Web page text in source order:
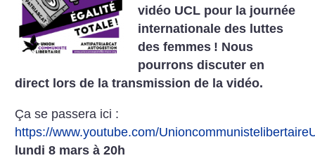
vidéo UCL pour la journée
internationale des luttes
des femmes ! Nous
pourrons discuter en
direct lors de la transmission de la vidéo.
Ça se passera ici :
https://www.youtube.com/
lundi 8 mars à 20h